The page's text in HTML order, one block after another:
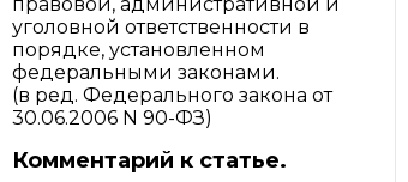
уголовной ответственности в
порядке, установленном
федеральными законами.
(в ред. Федерального закона от
30.06.2006 N 90-ФЗ)
Комментарий к статье.